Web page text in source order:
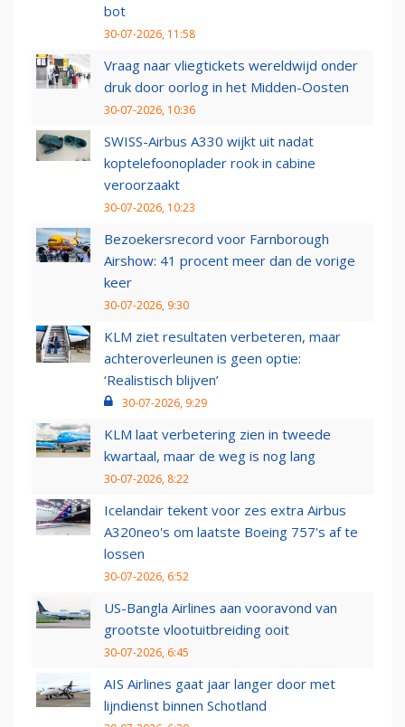
bot
30-07-2026, 11:58
Vraag naar vliegtickets wereldwijd onder
druk door oorlog in het Midden-Oosten
30-07-2026, 10:36
SWISS-Airbus A330 wijkt uit nadat
koptelefoonoplader rook in cabine
veroorzaakt
30-07-2026, 10:23
Bezoekersrecord voor Farnborough
Airshow: 41 procent meer dan de vorige
keer
30-07-2026, 9:30
KLM ziet resultaten verbeteren, maar
achteroverleunen is geen optie:
‘Realistisch blijven’
30-07-2026, 9:29
KLM laat verbetering zien in tweede
kwartaal, maar de weg is nog lang
30-07-2026, 8:22
Icelandair tekent voor zes extra Airbus
A320neo's om laatste Boeing 757's af te
lossen
30-07-2026, 6:52
US-Bangla Airlines aan vooravond van
grootste vlootuitbreiding ooit
30-07-2026, 6:45
AIS Airlines gaat jaar langer door met
lijndienst binnen Schotland